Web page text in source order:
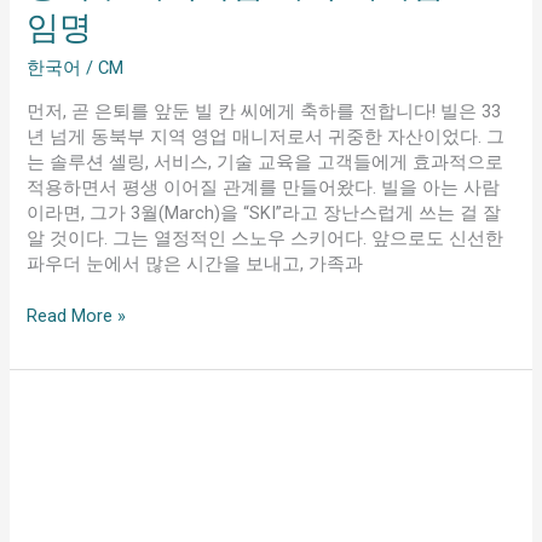
임명
한국어 /CM
먼저, 곧 은퇴를 앞둔 빌 칸 씨에게 축하를 전합니다! 빌은 33
년 넘게 동북부 지역 영업 매니저로서 귀중한 자산이었다. 그
는 솔루션 셀링, 서비스, 기술 교육을 고객들에게 효과적으로
적용하면서 평생 이어질 관계를 만들어왔다. 빌을 아는 사람
이라면, 그가 3월(March)을 “SKI”라고 장난스럽게 쓰는 걸 잘
알 것이다. 그는 열정적인 스노우 스키어다. 앞으로도 신선한
파우더 눈에서 많은 시간을 보내고, 가족과
어
사
를
동
북
부
지
역
독
립
지
대
Read More »